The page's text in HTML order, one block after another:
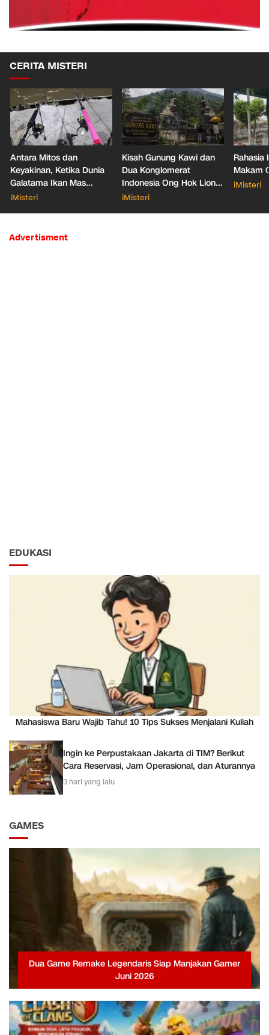
CERITA MISTERI
Antara Mitos dan
Keyakinan, Ketika Dunia
Galatama Ikan Mas
Bersentuhan dengan Hal
iMisteri
Kisah Gunung Kawi dan
Dua Konglomerat
Indonesia Ong Hok Liong
hingga Liem Sioe Liong
iMisteri
Rahasia
Makam
iMisteri
Advertisment
EDUKASI
Mahasiswa Baru Wajib Tahu! 10 Tips Sukses Menjalani Kuliah
Ingin ke Perpustakaan Jakarta di TIM? Berikut
Cara Reservasi, Jam Operasional, dan Aturannya
3 hari yang lalu
GAMES
Dua Game Remake Legendaris Siap Manjakan Gamer
Juni 2026